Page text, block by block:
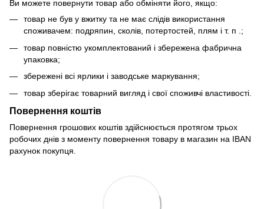
Ви можете повернути товар або обміняти його, якщо:
товар не був у вжитку та не має слідів використання
споживачем: подряпин, сколів, потертостей, плям і т. п .;
товар повністю укомплектований і збережена фабрична
упаковка;
збережені всі ярлики і заводське маркування;
товар зберігає товарний вигляд і свої споживчі властивості.
Повернення коштів
Повернення грошових коштів здійснюється протягом трьох
робочих днів з моменту повернення товару в магазин на IBAN
рахунок покупця.